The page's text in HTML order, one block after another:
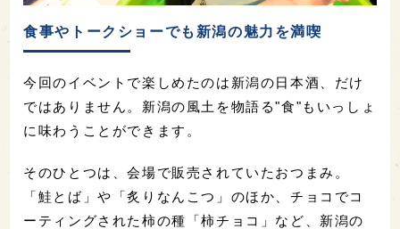
食事やトークショーでも新潟の魅力を満喫
今回のイベントで楽しめたのは新潟の日本酒、だけ
ではありません。新潟の風土を物語る"食"もいっしょ
に味わうことができます。
そのひとつは、会場で販売されていたおつまみ。
「鮭とば」や「炙りなんこつ」のほか、チョコでコ
ーティングされた柿の種「柿チョコ」など、新潟の